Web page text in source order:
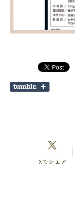
Xでシェア